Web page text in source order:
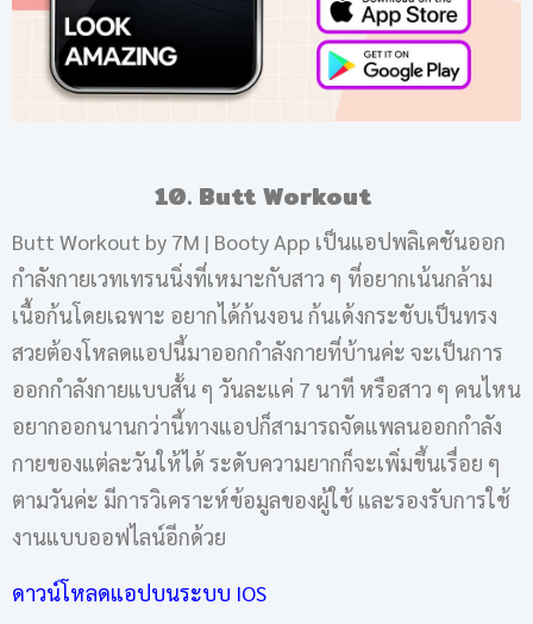
10. Butt Workout
Butt Workout by 7M | Booty App เป็นแอปพลิเคชันออก
กำลังกายเวทเทรนนิ่งที่เหมาะกับสาว ๆ ที่อยากเน้นกล้าม
เนื้อก้นโดยเฉพาะ อยากได้ก้นงอน ก้นเด้งกระชับเป็นทรง
สวยต้องโหลดแอปนี้มาออกกำลังกายที่บ้านค่ะ จะเป็นการ
ออกกำลังกายแบบสั้น ๆ วันละแค่ 7 นาที หรือสาว ๆ คนไหน
อยากออกนานกว่านี้ทางแอปก็สามารถจัดแพลนออกกำลัง
กายของแต่ละวันให้ได้ ระดับความยากก็จะเพิ่มขึ้นเรื่อย ๆ
ตามวันค่ะ มีการวิเคราะห์ข้อมูลของผู้ใช้ และรองรับการใช้
งานแบบออฟไลน์อีกด้วย
ดาวน์โหลดแอปบนระบบ IOS